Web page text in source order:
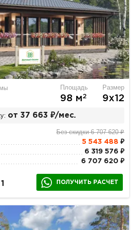
Площадь
98 м2
Размер
9х12
от 37 663 ₽/мес.
Без скидки 6 707 620 ₽
5 543 488 ₽
6 319 576 ₽
6 707 620 ₽
1 ПОЛУЧИТЬ РАСЧЕТ